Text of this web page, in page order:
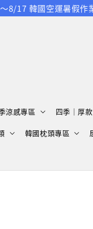
韓國空運暑假作業
涼感專區 四季｜厚
韓國枕頭專區